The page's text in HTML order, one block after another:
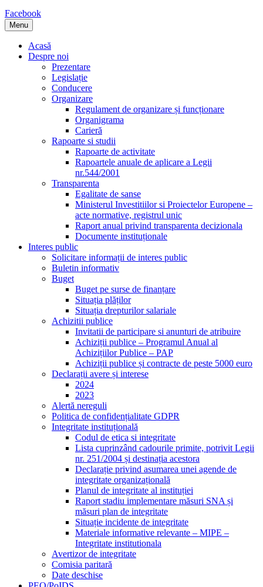
Facebook
Menu
Acasă
Despre noi
Prezentare
Legislație
Conducere
Organizare
Regulament de organizare și funcționare
Organigrama
Carieră
Rapoarte si studii
Rapoarte de activitate
Rapoartele anuale de aplicare a Legii
nr.544/2001
Transparenta
Egalitate de sanse
Ministerul Investitiilor si Proiectelor Europene –
acte normative, registrul unic
Raport anual privind transparenta decizionala
Documente instituționale
Interes public
Solicitare informații de interes public
Buletin informativ
Buget
Buget pe surse de finanțare
Situația plăților
Situația drepturilor salariale
Achizitii publice
Invitatii de participare si anunturi de atribuire
Achiziții publice – Programul Anual al
Achizițiilor Publice – PAP
Achiziții publice și contracte de peste 5000 euro
Declarații avere și interese
2024
2023
Alertă nereguli
Politica de confidențialitate GDPR
Integritate instituțională
Codul de etica si integritate
Lista cuprinzând cadourile primite, potrivit Legii
nr. 251/2004 și destinația acestora
Declarație privind asumarea unei agende de
integritate organizațională
Planul de integritate al instituției
Raport stadiu implementare măsuri SNA și
măsuri plan de integritate
Situație incidente de integritate
Materiale informative relevante – MIPE –
Integritate institutionala
Avertizor de integritate
Comisia paritară
Date deschise